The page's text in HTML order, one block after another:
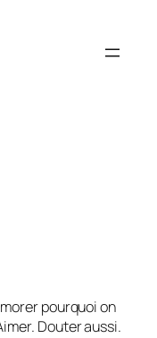
pourquoi on
Douter aussi.